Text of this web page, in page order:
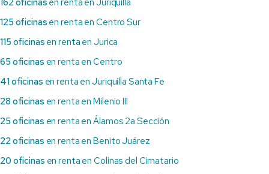
162 oficinas en renta en Juriquilla
125 oficinas en renta en Centro Sur
115 oficinas en renta en Jurica
65 oficinas en renta en Centro
41 oficinas en renta en Juriquilla Santa Fe
28 oficinas en renta en Milenio III
25 oficinas en renta en Álamos 2a Sección
22 oficinas en renta en Benito Juárez
20 oficinas en renta en Colinas del Cimatario